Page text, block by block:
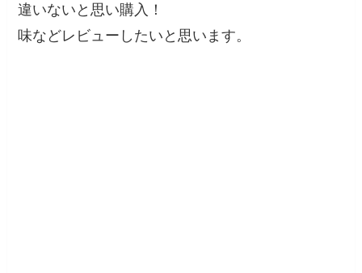
違いないと思い購入！
味などレビューしたいと思います。